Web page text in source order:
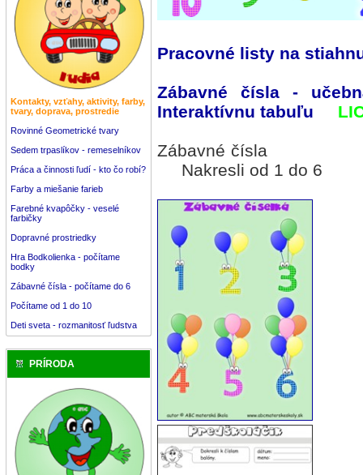
Kontakty, vzťahy, aktivity, farby,
tvary, doprava, prostredie
Rovinné Geometrické tvary
Sedem trpaslíkov - remeselníkov
Práca a činnosti ľudí - kto čo robí?
Farby a miešanie farieb
Farebné kvapôčky - veselé
farbičky
Dopravné prostriedky
Hra Bodkolienka - počítame
bodky
Zábavné čísla - počítame do 6
Počítame od 1 do 10
Deti sveta - rozmanitosť ľudstva
PRÍRODA
Pracovné listy na
Zábavné čísla -
Interaktívnu tabuľu
Zábavné
Nakresli od 1 do 6